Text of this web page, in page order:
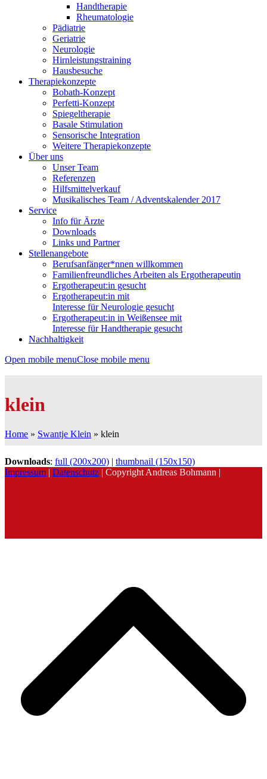
Handtherapie
Rheumatologie
Pädiatrie
Geriatrie
Neurologie
Hirnleistungstraining
Hausbesuche
Therapiekonzepte
Bobath-Konzept
Perfetti-Konzept
Spiegeltherapie
Basale Stimulation
Sensorische Integration
Weitere Therapiekonzepte
Über uns
Unser Team
Referenzen
Hilfsmittelverkauf
Musikalisches Team / Adventskalender 2017
Service
Info für Ärzte
Downloads
Links und Partner
Stellenangebote
Berufsanfänger*nnen willkommen
Familienfreundliches Arbeiten als Ergotherapeutin
Ergotherapeut:in gesucht
Ergotherapeut:in mit
Interesse für Neurologie gesucht
Ergotherapeut:in in Weißensee mit
Interesse für Handtherapie gesucht
Nachhaltigkeit
Open mobile menuClose mobile menu
klein
Home » Swantje Klein » klein
Downloads: full (200x200) | thumbnail (150x150)
Impressum | Datenschutz | Copyright Andreas Bohmann |